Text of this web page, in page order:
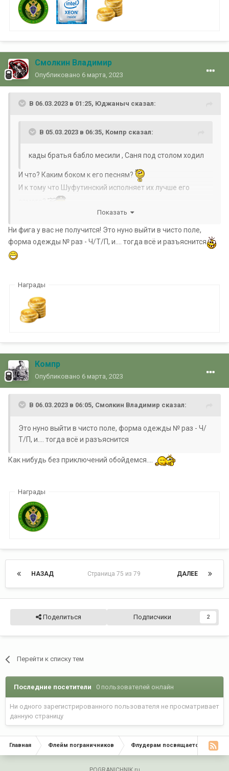
Смолкин Владимир
Опубликовано 6 марта, 2023
В 06.03.2023 в 01:25, Юджаныч сказал:
В 05.03.2023 в 06:35, Компр сказал:
кады братья бабло месили , Саня под столом ходил
И что? Каким боком к его песням?
И к тому что Шуфутинский исполняет их лучше его
Показать
Ни фига у вас не получится! Это нуно выйти в чисто поле,
форма одежды № раз - Ч/Т/П, и.... тогда всё и разъяснится
Награды
Компр
Опубликовано 6 марта, 2023
В 06.03.2023 в 06:05, Смолкин Владимир сказал:
Это нуно выйти в чисто поле, форма одежды № раз - Ч/
Т/П, и.... тогда всё и разъяснится
Как нибудь без приключений обойдемся....
Награды
НАЗАД ДАЛЕЕ
Страница 75 из 79
Поделиться Подписчики 2
Перейти к списку тем
Последние посетители 0 пользователей онлайн
Ни одного зарегистрированного пользователя не просматривает
данную страницу
Главная Флейм пограничников Флудерам посвящается